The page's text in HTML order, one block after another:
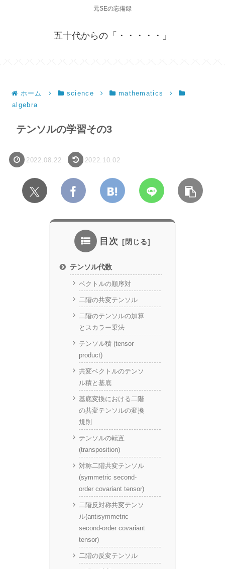
元SEの忘備録
五十代からの「・・・・・」
ホーム science
mathematics
algebra
テンソルの学習その3
2022.08.22 2022.10.02
目次
テンソル代数
ベクトルの順序対
二階の共変テンソル
二階のテンソルの加算
とスカラー乗法
テンソル積 (tensor
product)
共変ベクトルのテンソ
ル積と基底
基底変換における二階
の共変テンソルの変換
規則
テンソルの転置
(transposition)
対称二階共変テンソル
(symmetric second-
order covariant tensor)
二階反対称共変テンソ
ル(antisymmetric
second-order covariant
tensor)
二階の反変テンソル